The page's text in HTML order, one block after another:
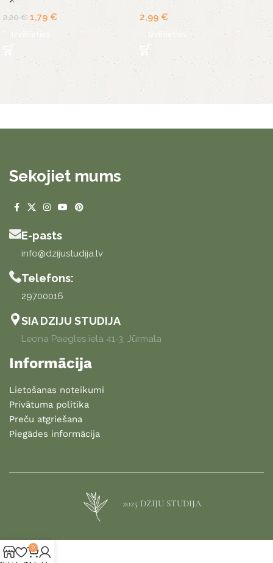
2,20€ 1,79 €
Izvēlieties
2,99 €
Izvēlieties
Sekojiet mums
E-pasts
info@dzijustudija.lv
Telefons:
29700016
SIA DZIJU STUDIJA
Leona Paegles iela 41-3, Jūrmala
Informācija
Lietošanas noteikumi
Privātuma politika
Preču atgriešana
Piegādes informācija
2025 DZIJU STUDIJA
0